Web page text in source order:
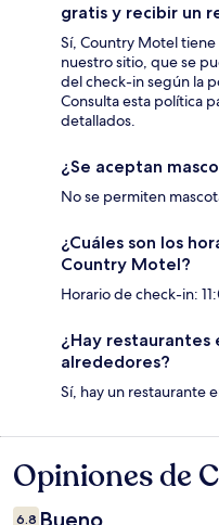
gratis y recibir un
Sí, Country Motel
nuestro sitio, que se
del check-in según la
Consulta esta política
detallados.
¿Se aceptan
No se permiten
¿Cuáles son los
Country Motel?
Horario de check-in:
¿Hay
alrededores?
Sí, hay un restaurante
Opiniones
Opiniones de
6.8